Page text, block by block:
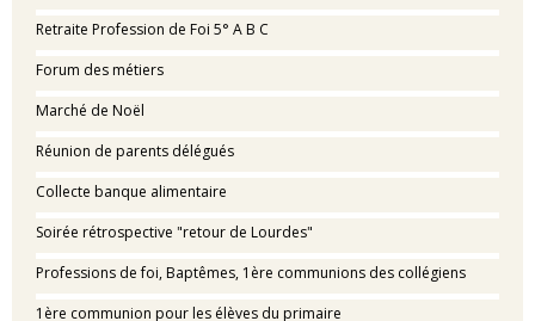
Retraite Profession de Foi 5° A B C
Forum des métiers
Marché de Noël
Réunion de parents délégués
Collecte banque alimentaire
Soirée rétrospective "retour de Lourdes"
Professions de foi, Baptêmes, 1ère communions des collégiens
1ère communion pour les élèves du primaire